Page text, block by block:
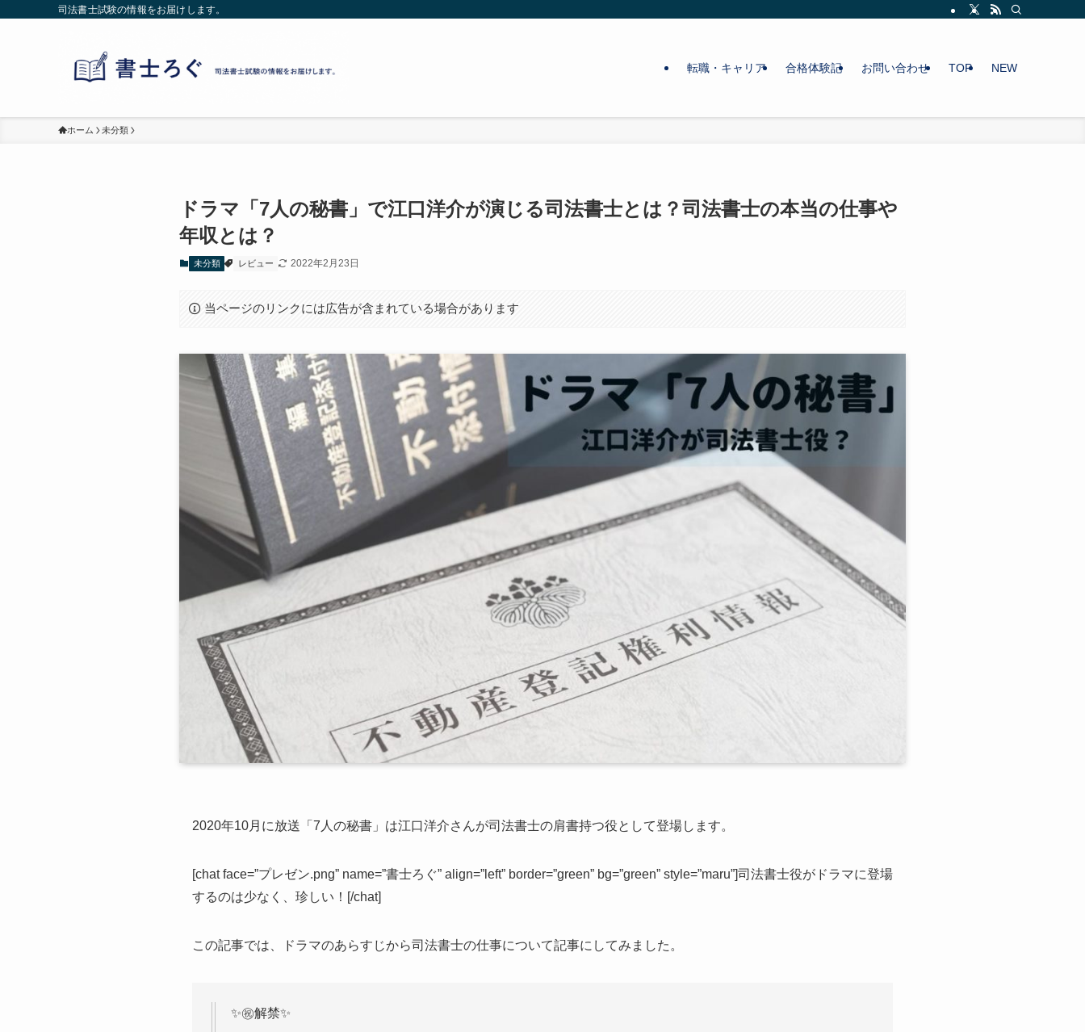
司法書士試験の情報をお届けします。
転職・キャリア 合格体験記 お問い合わせ TOP NEW
ホーム 未分類
ドラマ「7人の秘書」で江口洋介が演じる司法書士とは？司法書士の本当の仕事や
年収とは？
未分類 レビュー 2022年2月23日
当ページのリンクには広告が含まれている場合があります
2020年10月に放送「7人の秘書」は江口洋介さんが司法書士の肩書持つ役として登場します。
[chat face=”プレゼン.png” name=”書士ろぐ” align=”left” border=”green” bg=”green” style=”maru”]司法書士役がドラマに登場
するのは少なく、珍しい！[/chat]
この記事では、ドラマのあらすじから司法書士の仕事について記事にしてみました。
✨㊗️解禁✨